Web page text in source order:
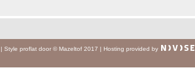
| Style proflat door © Mazeltof 2017 | Hosting provided by